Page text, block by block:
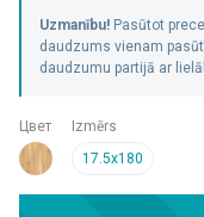
Uzmanību! Pasūtot
daudzums vienam
daudzumu partijā ar
Цвет
Izmērs
17.5x180